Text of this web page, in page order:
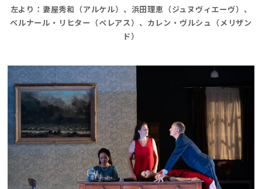
左より：妻屋秀和（アルケル）、浜田理恵（ジュヌヴィエーヴ）、
ベルナール・リヒター（ペレアス） 、カレン・ヴルシュ（メリザン
ド）